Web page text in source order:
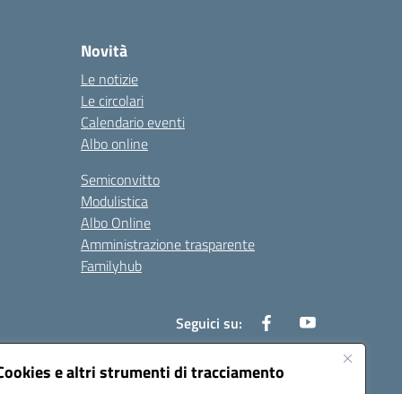
e altri strumenti di tracciamento
Novità
Le notizie
Le circolari
Calendario eventi
Albo online
Semiconvitto
Modulistica
Albo Online
Amministrazione trasparente
Familyhub
Seguici su: